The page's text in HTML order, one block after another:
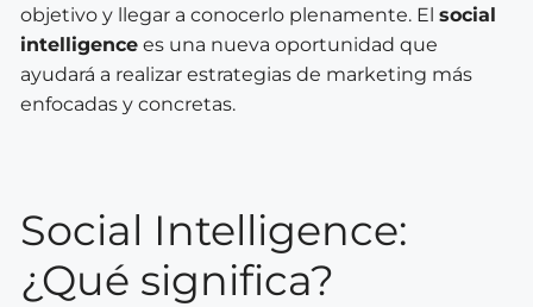
objetivo y llegar a conocerlo plenamente. El social
intelligence es una nueva oportunidad que
ayudará a realizar estrategias de marketing más
enfocadas y concretas.
Social Intelligence:
¿Qué significa?